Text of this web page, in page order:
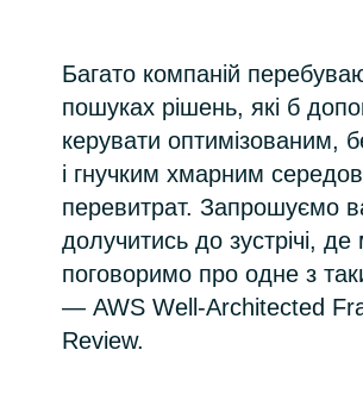
Finland
France
Germany
Hungary
Iceland
Команда Crayon
Багато компаній
пошуках рішень, які б
керувати оптимізованим,
і гнучким хмарним
перевитрат. Запрошуємо
долучитись до зустрічі, де
поговоримо про одне з
— AWS Well-Architected
Review.